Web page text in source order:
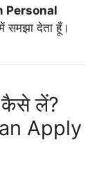
Personal
समझा देता हूँ।
कैसे लें?
Apply